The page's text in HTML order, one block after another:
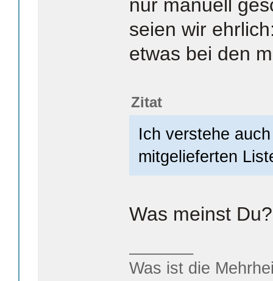
nur manuell
seien wir
etwas bei den
Zitat
Ich verstehe
mitgelieferten
Was meinst Du?
Was ist die